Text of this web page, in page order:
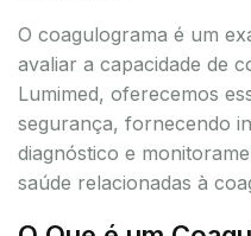
O coagulograma é um
avaliar a capacidade de
Lumimed, oferecemos
segurança, fornecendo
diagnóstico e
saúde relacionadas à